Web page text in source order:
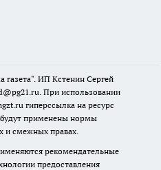
газета". ИП Кстенин Сергей
При использовании
гиперссылка на ресурс
будут применены нормы
и смежных правах.
рекомендательные
предоставления